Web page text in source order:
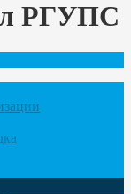
РГУПС